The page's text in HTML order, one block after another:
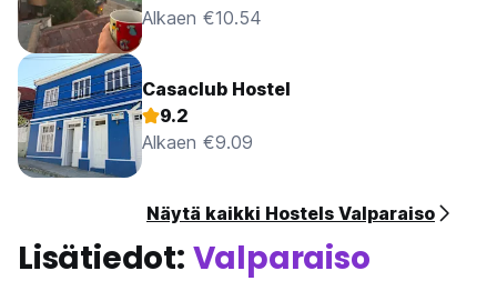
Alkaen €10.54
Casaclub Hostel
9.2
Alkaen €9.09
Näytä kaikki Hostels Valparaiso
Lisätiedot: Valparaiso